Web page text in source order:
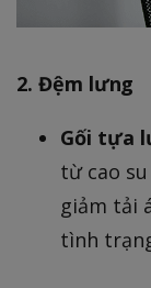
2. Đệm lưng
Gối tựa
từ cao
giảm tải
tình